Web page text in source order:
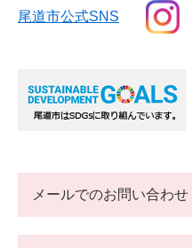
尾道市公式SNS
メールでのお問い合わせ